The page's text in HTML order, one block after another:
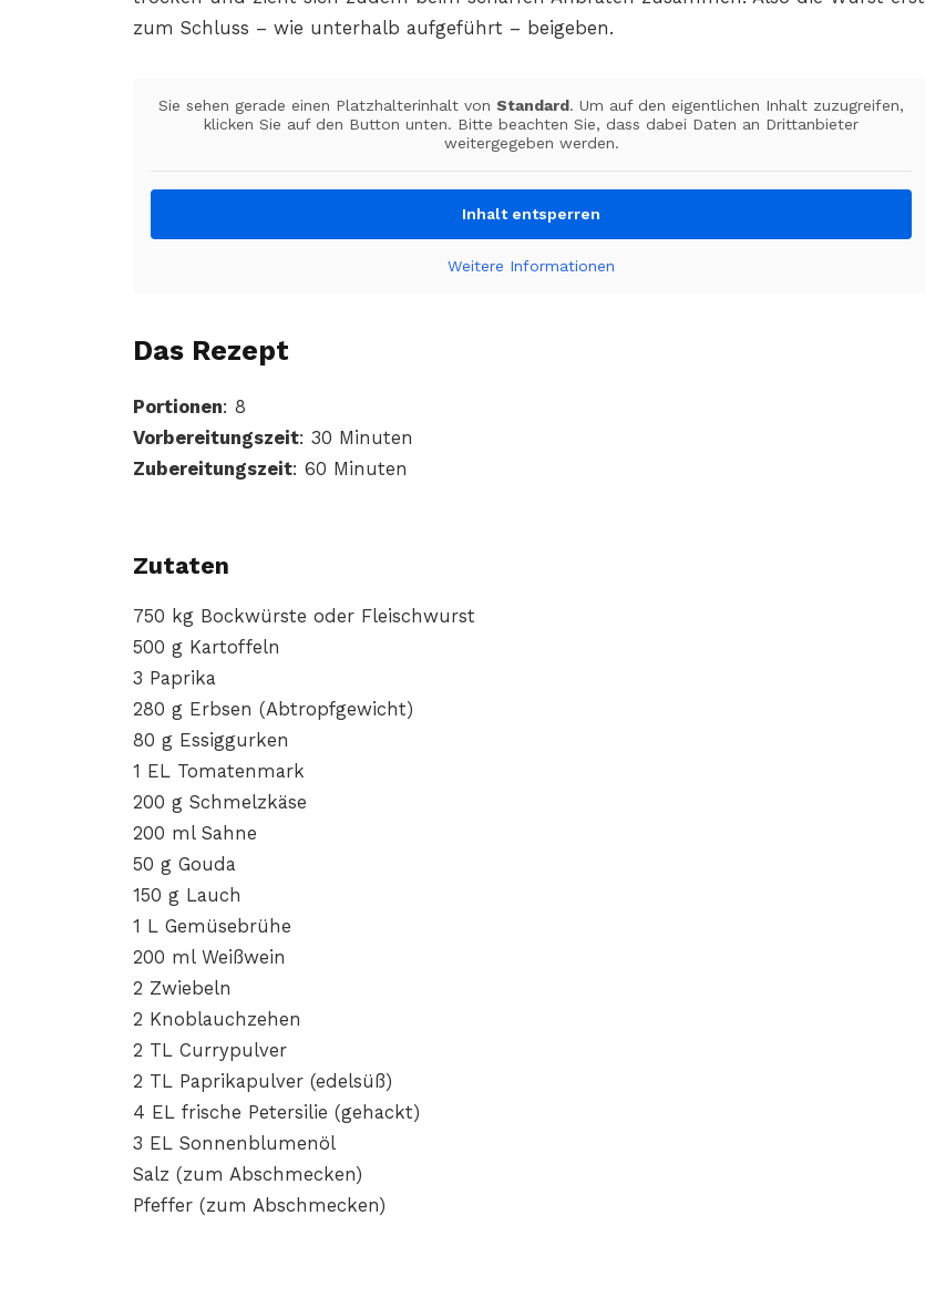
zum Schluss – wie unterhalb aufgeführt – beigeben.
Sie sehen gerade einen Platzhalterinhalt vonStandard. Um auf den eigentlichen Inhalt zuzugreifen,
klicken Sie auf den Button unten. Bitte beachten Sie, dass dabei Daten an Drittanbieter
weitergegeben werden.
Inhalt entsperren
Weitere Informationen
Das Rezept
Portionen: 8
Vorbereitungszeit: 30 Minuten
Zubereitungszeit: 60 Minuten
Zutaten
750 kg Bockwürste oder Fleischwurst
500 g Kartoffeln
3 Paprika
280 g Erbsen (Abtropfgewicht)
80 g Essiggurken
1 EL Tomatenmark
200 g Schmelzkäse
200 ml Sahne
50 g Gouda
150 g Lauch
1 L Gemüsebrühe
200 ml Weißwein
2 Zwiebeln
2 Knoblauchzehen
2 TL Currypulver
2 TL Paprikapulver (edelsüß)
4 EL frische Petersilie (gehackt)
3 EL Sonnenblumenöl
Salz (zum Abschmecken)
Pfeffer (zum Abschmecken)